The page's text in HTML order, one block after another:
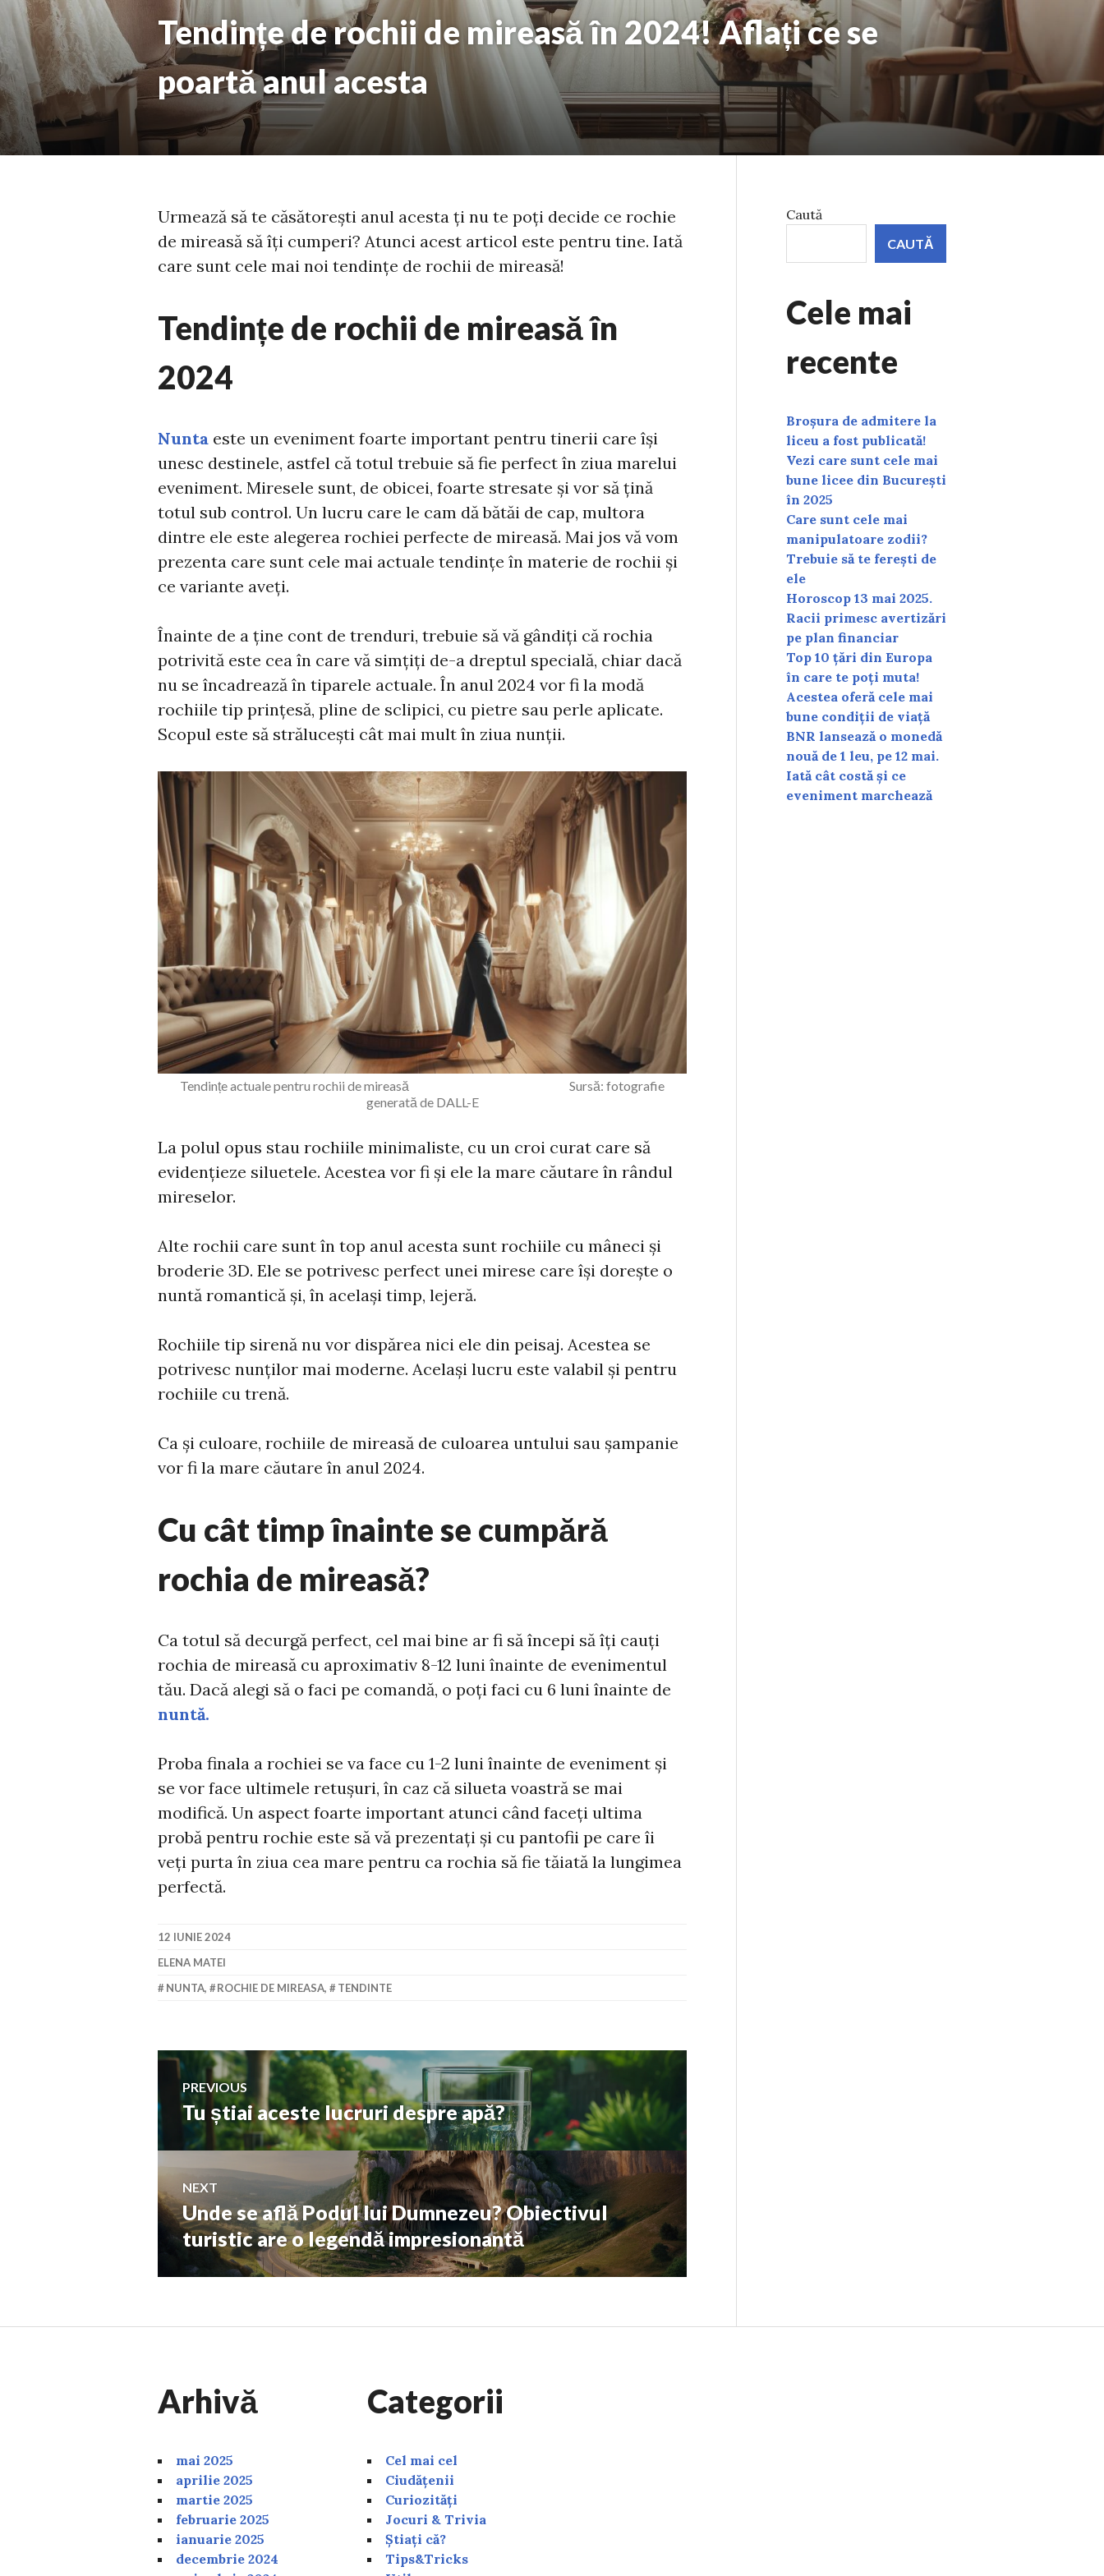
Tendințe de rochii de mireasă în 2024! Aflați ce se
poartă anul acesta
Urmează să te căsătorești anul acesta ți nu te poți decide ce rochie
de mireasă să îți cumperi? Atunci acest articol este pentru tine. Iată
care sunt cele mai noi tendințe de rochii de mireasă!
Tendințe de rochii de mireasă în
2024
Nunta este un eveniment foarte important pentru tinerii care își
unesc destinele, astfel că totul trebuie să fie perfect în ziua marelui
eveniment. Miresele sunt, de obicei, foarte stresate și vor să țină
totul sub control. Un lucru care le cam dă bătăi de cap, multora
dintre ele este alegerea rochiei perfecte de mireasă. Mai jos vă vom
prezenta care sunt cele mai actuale tendințe în materie de rochii și
ce variante aveți.
Înainte de a ține cont de trenduri, trebuie să vă gândiți că rochia
potrivită este cea în care vă simțiți de-a dreptul specială, chiar dacă
nu se încadrează în tiparele actuale. În anul 2024 vor fi la modă
rochiile tip prințesă, pline de sclipici, cu pietre sau perle aplicate.
Scopul este să strălucești cât mai mult în ziua nunții.
Tendințe actuale pentru rochii de mireasă Sursă: fotografie
generată de DALL-E
La polul opus stau rochiile minimaliste, cu un croi curat care să
evidențieze siluetele. Acestea vor fi și ele la mare căutare în rândul
mireselor.
Alte rochii care sunt în top anul acesta sunt rochiile cu mâneci și
broderie 3D. Ele se potrivesc perfect unei mirese care își dorește o
nuntă romantică și, în același timp, lejeră.
Rochiile tip sirenă nu vor dispărea nici ele din peisaj. Acestea se
potrivesc nunților mai moderne. Același lucru este valabil și pentru
rochiile cu trenă.
Ca și culoare, rochiile de mireasă de culoarea untului sau șampanie
vor fi la mare căutare în anul 2024.
Cu cât timp înainte se cumpără
rochia de mireasă?
Ca totul să decurgă perfect, cel mai bine ar fi să începi să îți cauți
rochia de mireasă cu aproximativ 8-12 luni înainte de evenimentul
tău. Dacă alegi să o faci pe comandă, o poți faci cu 6 luni înainte de
nuntă.
Proba finala a rochiei se va face cu 1-2 luni înainte de eveniment și
se vor face ultimele retușuri, în caz că silueta voastră se mai
modifică. Un aspect foarte important atunci când faceți ultima
probă pentru rochie este să vă prezentați și cu pantofii pe care îi
veți purta în ziua cea mare pentru ca rochia să fie tăiată la lungimea
perfectă.
12 IUNIE 2024
ELENA MATEI
NUNTA, ROCHIE DE MIREASA, TENDINTE
Navigare
în
articole
PREVIOUS
Previous
post:
Tu știai aceste lucruri despre apă?
NEXT
Next
post:
Unde se află Podul lui Dumnezeu? Obiectivul
turistic are o legendă impresionantă
Caută
CAUTĂ
Cele mai
recente
Broșura de admitere la
liceu a fost publicată!
Vezi care sunt cele mai
bune licee din București
în 2025
Care sunt cele mai
manipulatoare zodii?
Trebuie să te ferești de
ele
Horoscop 13 mai 2025.
Racii primesc avertizări
pe plan financiar
Top 10 țări din Europa
în care te poți muta!
Acestea oferă cele mai
bune condiții de viață
BNR lansează o monedă
nouă de 1 leu, pe 12 mai.
Iată cât costă și ce
eveniment marchează
Arhivă
mai 2025
aprilie 2025
martie 2025
februarie 2025
ianuarie 2025
decembrie 2024
Categorii
Cel mai cel
Ciudățenii
Curiozități
Jocuri & Trivia
Știați că?
Tips&Tricks